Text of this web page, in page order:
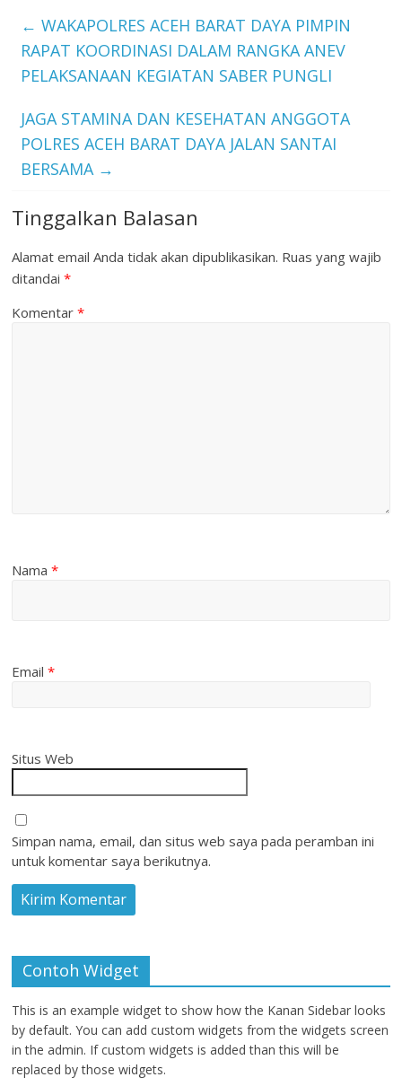
← WAKAPOLRES ACEH BARAT DAYA PIMPIN
RAPAT KOORDINASI DALAM RANGKA ANEV
PELAKSANAAN KEGIATAN SABER PUNGLI
JAGA STAMINA DAN KESEHATAN ANGGOTA
POLRES ACEH BARAT DAYA JALAN SANTAI
BERSAMA →
Tinggalkan Balasan
Alamat email Anda tidak akan dipublikasikan. Ruas yang wajib
ditandai*
Komentar*
Nama*
Email*
Situs Web
Simpan nama, email, dan situs web saya pada peramban ini
untuk komentar saya berikutnya.
Contoh Widget
This is an example widget to show how the Kanan Sidebar looks
by default. You can add custom widgets from the widgets screen
in the admin. If custom widgets is added than this will be
replaced by those widgets.